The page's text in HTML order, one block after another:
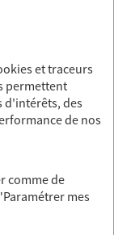
Découvrez
notre
en cas
les
de travail,
et traceurs
permettent
d'intérêts, des
de nos
comme de
mes